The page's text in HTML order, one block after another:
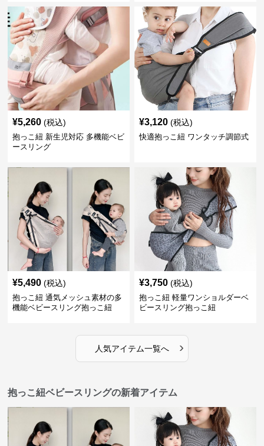
¥5,260 (税込)
抱っこ紐 新生児対応 多機能ベビ
ースリング
¥3,120 (税込)
快適抱っこ紐 ワンタッチ調節式
¥5,490 (税込)
抱っこ紐 通気メッシュ素材の多
機能ベビースリング抱っこ紐
¥3,750 (税込)
抱っこ紐 軽量ワンショルダーベ
ビースリング抱っこ紐
人気アイテム一覧へ ›
抱っこ紐ベビースリングの新着アイテム